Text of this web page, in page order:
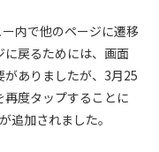
内で他のページに遷移
に戻るためには、画面
ありましたが、3月25
度タップすることに
追加されました。